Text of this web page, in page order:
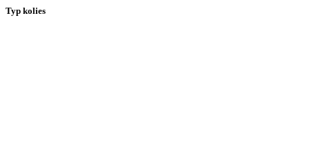
Typ kolies